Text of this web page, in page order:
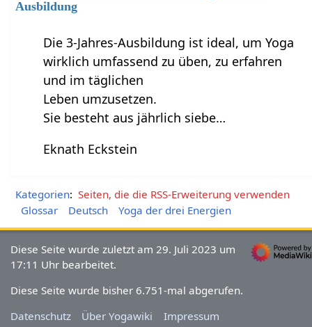
Ausbildung
Die 3-Jahres-Ausbildung ist ideal, um Yoga
wirklich umfassend zu üben, zu erfahren
und im täglichen
Leben umzusetzen.
Sie besteht aus jährlich siebe…
Eknath Eckstein
Kategorien: Seiten, die die RSS-Erweiterung verwenden
Glossar
Deutsch Yoga der drei Energien
Diese Seite wurde zuletzt am 29. Juli 2023 um
17:11 Uhr bearbeitet.
Diese Seite wurde bisher 6.751-mal abgerufen.
Datenschutz
Über Yogawiki Impressum